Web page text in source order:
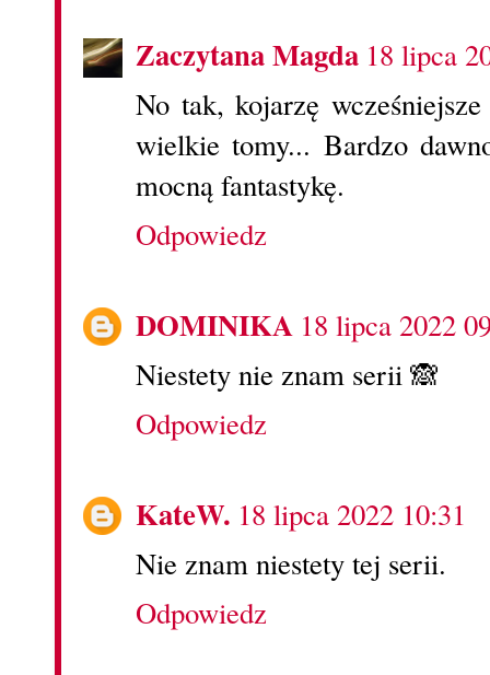
Zaczytana Magda 18 lipca
No tak, kojarzę
wielkie tomy... Bardzo
mocną fantastykę.
Odpowiedz
DOMINIKA 18 lipca 2022
Niestety nie znam serii 🙈
Odpowiedz
KateW. 18 lipca 2022 10:31
Nie znam niestety tej serii.
Odpowiedz